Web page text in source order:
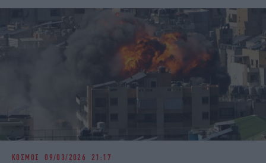
ΚΟΣΜΟΣ 09/03/2026 21:17